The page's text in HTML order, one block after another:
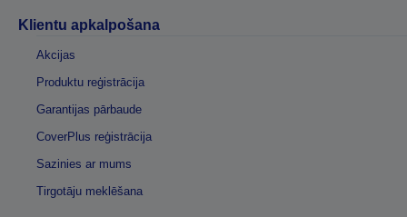
Klientu apkalpošana
Akcijas
Produktu reģistrācija
Garantijas pārbaude
CoverPlus reģistrācija
Sazinies ar mums
Tirgotāju meklēšana